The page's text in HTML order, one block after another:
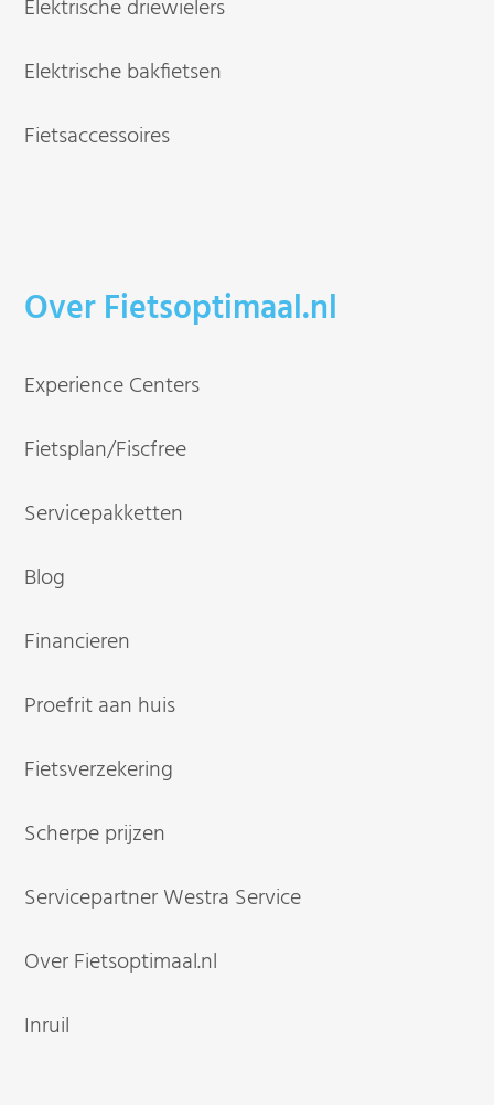
Elektrische driewielers
Elektrische bakfietsen
Fietsaccessoires
Over Fietsoptimaal.nl
Experience Centers
Fietsplan/Fiscfree
Servicepakketten
Blog
Financieren
Proefrit aan huis
Fietsverzekering
Scherpe prijzen
Servicepartner Westra Service
Over Fietsoptimaal.nl
Inruil